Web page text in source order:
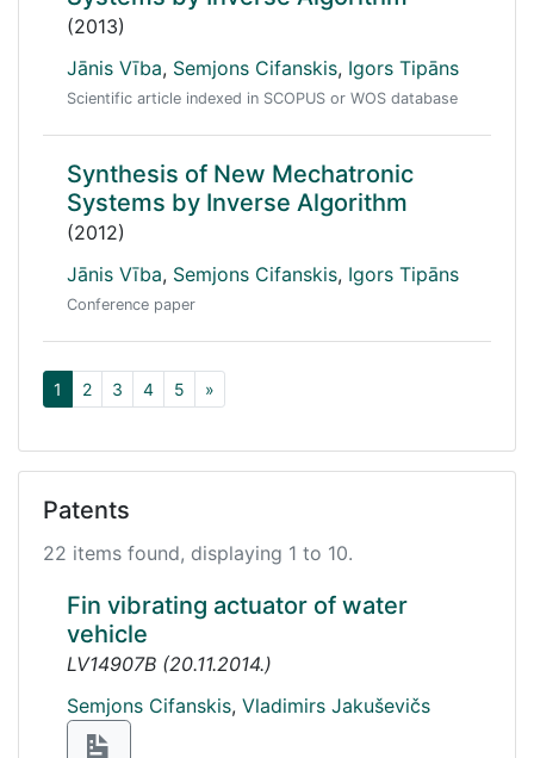
(2013)
Jānis Vība, Semjons Cifanskis, Igors Tipāns
Scientific article indexed in SCOPUS or WOS database
Synthesis of New Mechatronic
Systems by Inverse Algorithm
(2012)
Jānis Vība, Semjons Cifanskis, Igors Tipāns
Conference paper
1 2 3 4 5 »
Patents
22 items found, displaying 1 to 10.
Fin vibrating actuator of water
vehicle
LV14907B (20.11.2014.)
Semjons Cifanskis, Vladimirs Jakuševičs